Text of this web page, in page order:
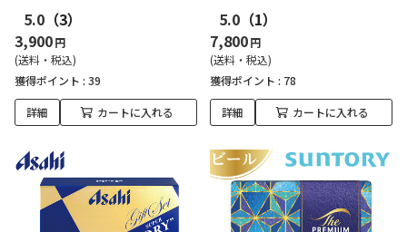
5.0 （3）
3,900円
(送料・税込)
獲得ポイント : 39
詳細 カートに入れる
5.0 （1）
7,800円
(送料・税込)
獲得ポイント : 78
詳細 カートに入れる